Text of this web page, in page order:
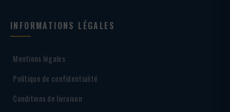
INFORMATIONS LÉGALES
Mentions légales
Politique de confidentialité
Conditions de livraison